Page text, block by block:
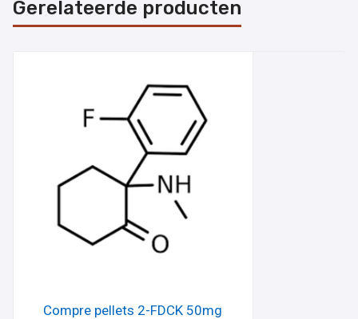
Gerelateerde producten
Compre pellets 2-FDCK 50mg